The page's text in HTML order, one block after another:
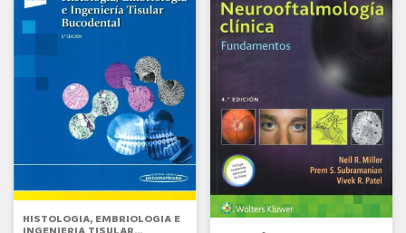
HISTOLOGIA, EMBRIOLOGIA E